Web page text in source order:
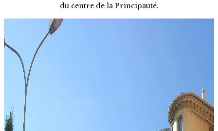
du centre de la Principauté.